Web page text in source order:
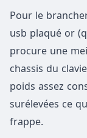
Pour le
usb plaqué or
procure une
chassis du
poids assez
surélevées ce
frappe.